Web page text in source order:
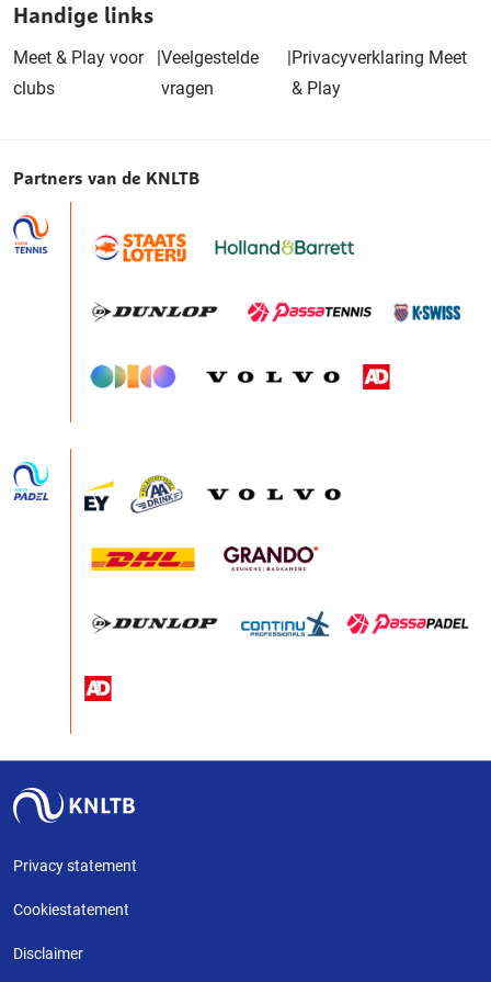
Handige links
Meet & Play voor
clubs
|Veelgestelde
vragen
Privacyverklaring Meet
& Play
Partners van de KNLTB
Privacy statement
Cookiestatement
Disclaimer